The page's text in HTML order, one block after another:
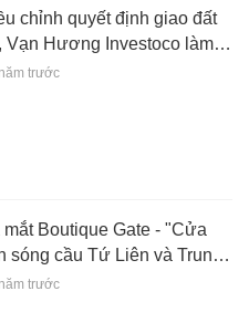
chỉnh quyết định giao đất
Vạn Hương Investoco làm
trước
Boutique Gate - "Cửa
sóng cầu Tứ Liên và Trung
lãm Quốc gia
trước